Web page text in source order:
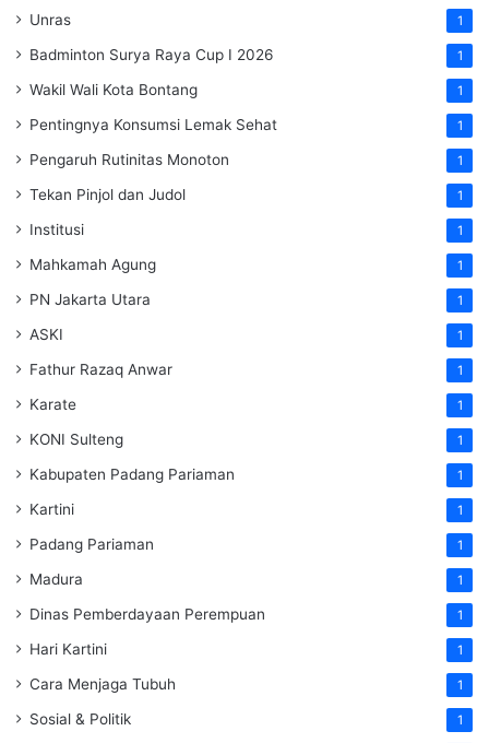
Unras 1
Badminton Surya Raya Cup I 2026 1
Wakil Wali Kota Bontang 1
Pentingnya Konsumsi Lemak Sehat 1
Pengaruh Rutinitas Monoton 1
Tekan Pinjol dan Judol 1
Institusi 1
Mahkamah Agung 1
PN Jakarta Utara 1
ASKI 1
Fathur Razaq Anwar 1
Karate 1
KONI Sulteng 1
Kabupaten Padang Pariaman 1
Kartini 1
Padang Pariaman 1
Madura 1
Dinas Pemberdayaan Perempuan 1
Hari Kartini 1
Cara Menjaga Tubuh 1
Sosial & Politik 1